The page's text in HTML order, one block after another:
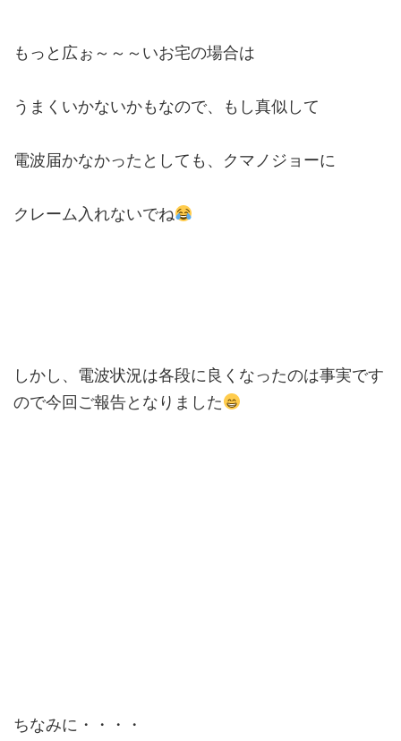
もっと広ぉ～～～いお宅の場合は
うまくいかないかもなので、もし真似して
電波届かなかったとしても、クマノジョーに
クレーム入れないでね
しかし、電波状況は各段に良くなったのは事実です
ので今回ご報告となりました
ちなみに・・・・